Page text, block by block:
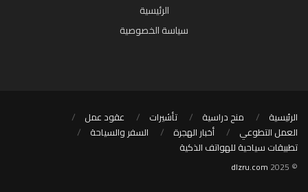
الرئيسية
سياسة الخصوصية
الرئيسية منح دراسية تأشيرات
عقود عمل
العمل التطوعي
أخبار الهجرة
السفر والسياحة
تطبيقات سياحية للهواتف الذكية
© 2025
dlzru.com